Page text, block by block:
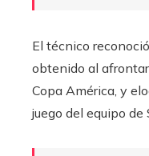
El técnico
obtenido al
Copa América, y
juego del equipo de